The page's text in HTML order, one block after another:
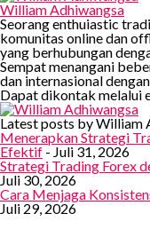
William Adhiwangsa
Seorang enthuiastic
komunitas online dan
yang berhubungan
Sempat menangani
dan internasional
Dapat dikontak melalui
Latest posts by William
Menerapkan Strategi
Efektif - Juli 31, 2026
Strategi Trading Forex
Juli 30, 2026
Cara Menjaga
Juli 29, 2026